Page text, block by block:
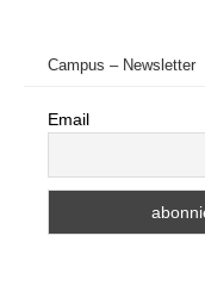
Campus – Newsletter
Email